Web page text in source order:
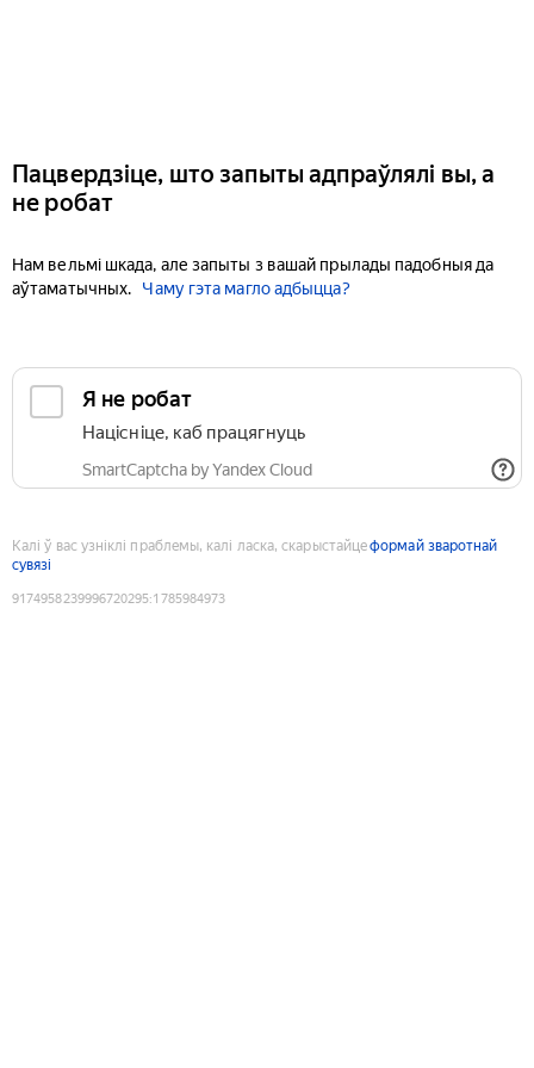
Пацвердзіце, што запыты адпраўлялі вы, а
не робат
Нам вельмі шкада, але запыты з вашай прылады падобныя да
аўтаматычных.
Чаму гэта магло адбыцца?
Я не робат
Націсніце, каб працягнуць
SmartCaptcha by Yandex Cloud
Калі ў вас узніклі праблемы, калі ласка, скарыстайцеформай зваротнай
сувязі
9174958239996720295:1785984973